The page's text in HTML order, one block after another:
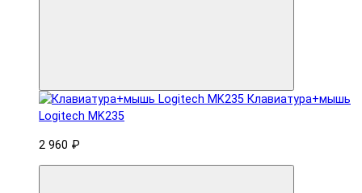
Клавиатура+мышь
Logitech MK235
2 960 ₽